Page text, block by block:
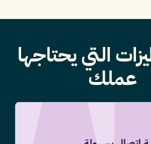
التي يحتاجها
عملك